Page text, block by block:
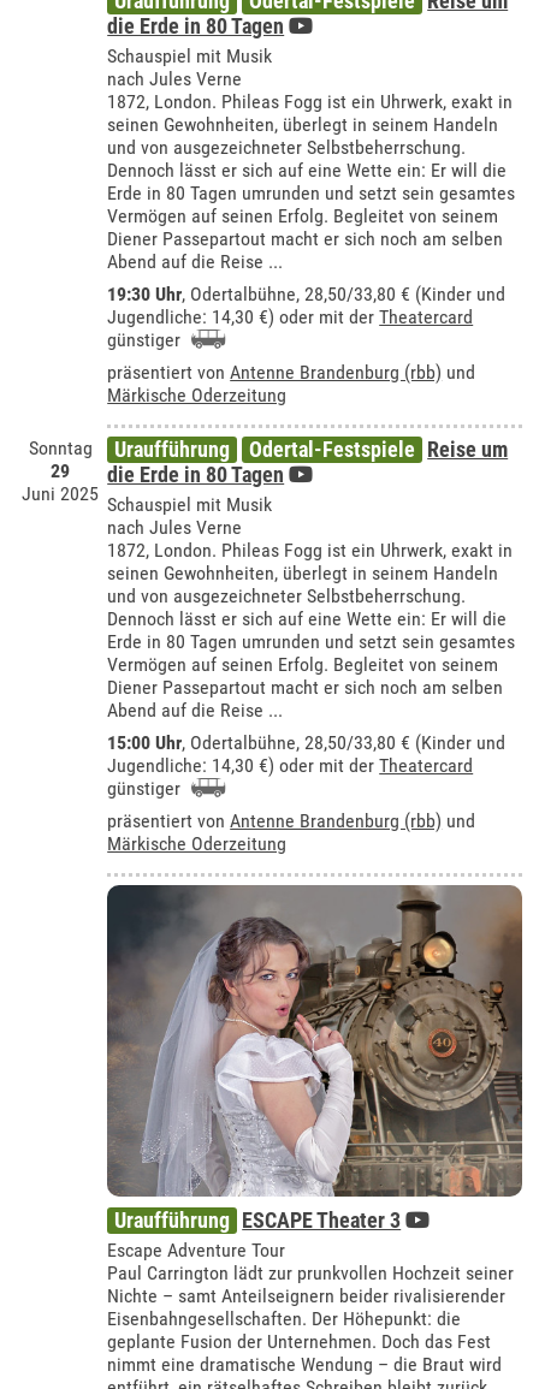
die Erde in 80 Tagen
Schauspiel mit Musik
nach Jules Verne
1872, London. Phileas Fogg ist ein Uhrwerk, exakt in
seinen Gewohnheiten, überlegt in seinem Handeln
und von ausgezeichneter Selbstbeherrschung.
Dennoch lässt er sich auf eine Wette ein: Er will die
Erde in 80 Tagen umrunden und setzt sein gesamtes
Vermögen auf seinen Erfolg. Begleitet von seinem
Diener Passepartout macht er sich noch am selben
Abend auf die Reise ...
19:30 Uhr, Odertalbühne, 28,50/33,80 € (Kinder und
Jugendliche: 14,30 €) oder mit derTheatercard
günstiger
präsentiert vonAntenne Brandenburg (rbb) und
Märkische Oderzeitung
Sonntag
29
Juni 2025
Uraufführung Odertal-Festspiele Reise um
die Erde in 80 Tagen
Schauspiel mit Musik
nach Jules Verne
1872, London. Phileas Fogg ist ein Uhrwerk, exakt in
seinen Gewohnheiten, überlegt in seinem Handeln
und von ausgezeichneter Selbstbeherrschung.
Dennoch lässt er sich auf eine Wette ein: Er will die
Erde in 80 Tagen umrunden und setzt sein gesamtes
Vermögen auf seinen Erfolg. Begleitet von seinem
Diener Passepartout macht er sich noch am selben
Abend auf die Reise ...
15:00 Uhr, Odertalbühne, 28,50/33,80 € (Kinder und
Jugendliche: 14,30 €) oder mit derTheatercard
günstiger
präsentiert vonAntenne Brandenburg (rbb) und
Märkische Oderzeitung
Uraufführung ESCAPE Theater 3
Escape Adventure Tour
Paul Carrington lädt zur prunkvollen Hochzeit seiner
Nichte – samt Anteilseignern beider rivalisierender
Eisenbahngesellschaften. Der Höhepunkt: die
geplante Fusion der Unternehmen. Doch das Fest
nimmt eine dramatische Wendung – die Braut wird